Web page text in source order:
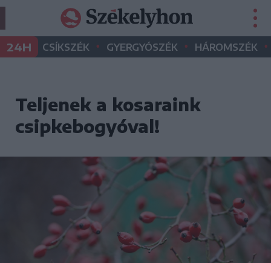
24H CSÍKSZÉK • GYERGYÓSZÉK • HÁROMSZÉK •
Teljenek a kosaraink
csipkebogyóval!